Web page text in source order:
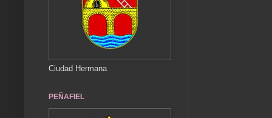
Ciudad Hermana
PEÑAFIEL